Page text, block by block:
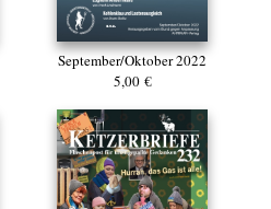
September/Oktober 2022
5,00 €